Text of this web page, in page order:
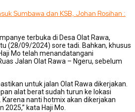
Sumbawa dan KSB, Johan Rosihan :
terbuka di Desa Olat Rawa,
(28/09/2024) sore tadi. Bahkan, khusus
Mo telah menandatangani
Jalan Olat Rawa – Ngeru, sebelum
untuk jalan Olat Rawa dikerjakan.
alat berat sudah turun ke lokasi
nanti hotmix akan dikerjakan
kata Haji Mo.